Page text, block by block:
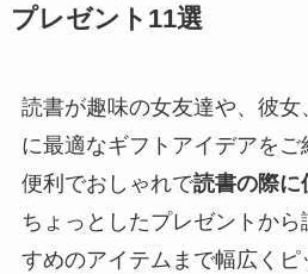
プレゼント11選
読書が趣味の女友達や、彼女
に最適なギフトアイデアをご
便利でおしゃれで読書の際に
ちょっとしたプレゼントか
すめのアイテムまで幅広くピ